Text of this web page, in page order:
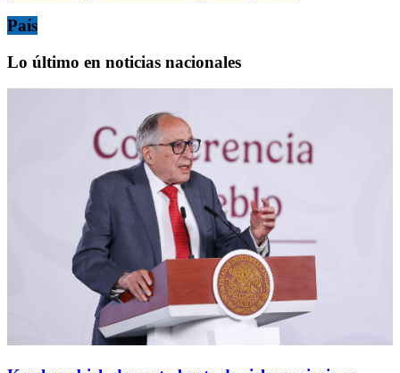
País
Lo último en noticias nacionales